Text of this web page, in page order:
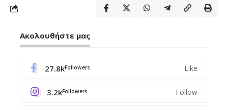
Ακολουθήστε μας
27.8kFollowers Like
3.2kFollowers Follow